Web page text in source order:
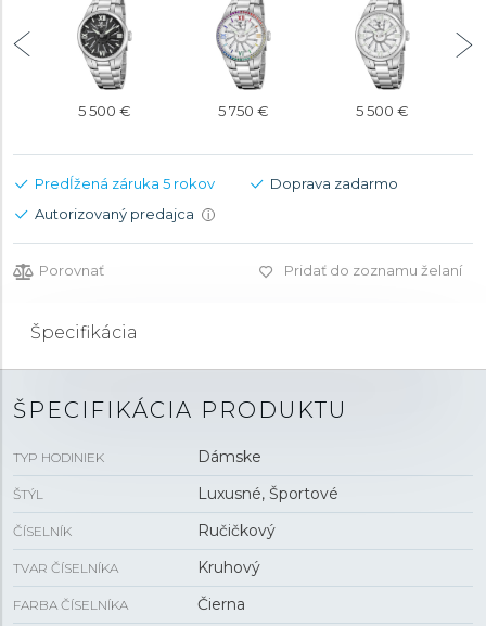
5 500 € 5 750 € 5 500 €
Predĺžená záruka 5 rokov
Doprava zadarmo
Autorizovaný predajca
i
Porovnať Pridať do zoznamu želaní
Špecifikácia
ŠPECIFIKÁCIA PRODUKTU
TYP HODINIEK Dámske
ŠTÝL Luxusné, Športové
ČÍSELNÍK Ručičkový
TVAR ČÍSELNÍKA Kruhový
FARBA ČÍSELNÍKA Čierna